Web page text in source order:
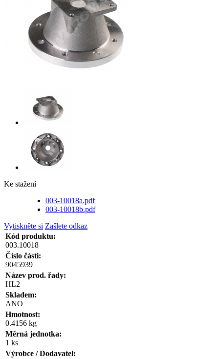
Ke stažení
003-10018a.pdf
003-10018b.pdf
Vytiskněte si Zašlete odkaz
Kód produktu:
003.10018
Číslo části:
9045939
Název prod. řady:
HL2
Skladem:
ANO
Hmotnost:
0.4156 kg
Měrná jednotka:
1 ks
Výrobce / Dodavatel: